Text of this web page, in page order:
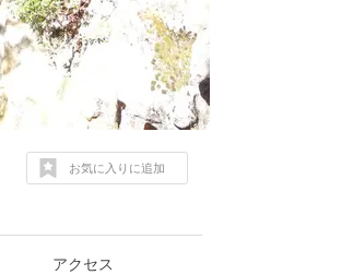
お気に入りに追加
アクセス